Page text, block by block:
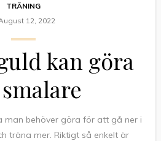
TRÄNING
12, 2022
kan göra
man behöver göra för att gå ner i
träna mer. Riktigt så enkelt är